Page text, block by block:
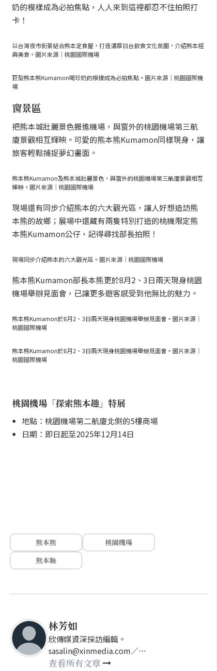
奶的模樣成為必拍焦點，人人來到這裡都忍不住拍照打
卡！
以台灣夜市街景結合熊本定食屋，打造濃厚日台飲食文化氛圍，介紹熊本經
典美食。圖片來源｜桃園國際機場
巨型熊本熊Kumamon喝珍奶的模樣成為必拍焦點。圖片來源｜桃園國際機
場
窗景區
把熊本城壯麗景色搬進機場，與窗外的桃園機場第三航
廈景觀相互輝映。可愛的熊本熊Kumamon同樣現身，讓
旅客輕鬆捕捉夢幻畫面。
熊本熊Kumamon及熊本城壯麗景色，與窗外的桃園機場第三航廈景觀相互
輝映。圖片來源｜桃園國際機場
現場還有同步介紹熊本的六大觀光區，讓人好想造訪熊
本熊的故鄉；展場中還藏有兩隻特別打造的桃機限定熊
本熊Kumamon公仔，記得尋找部長拍照！
現場同步介紹熊本的六大觀光區。圖片來源｜桃園國際機場
熊本熊Kumamon部長本熊更於8月2、3日兩天現身桃園
機場舉辦見面會，已讓更多遊客感受到他無比的魅力。
熊本熊Kumamon於8月2、3日兩天現身桃園機場舉辦見面會。圖片來源｜
桃園國際機場
熊本熊Kumamon於8月2、3日兩天現身桃園機場舉辦見面會。圖片來源｜
桃園國際機場
桃園機場「探索熊本趣」特展
地點：桃園機場第二航廈北側的5樓商場
日期：即日起至2025年12月14日
熊本熊
桃園機場
熊本縣
林芳如
欣傳媒資深採訪編輯。
sasalin@xinmedia.com／
happy21917@gmail.com
查看所有文章